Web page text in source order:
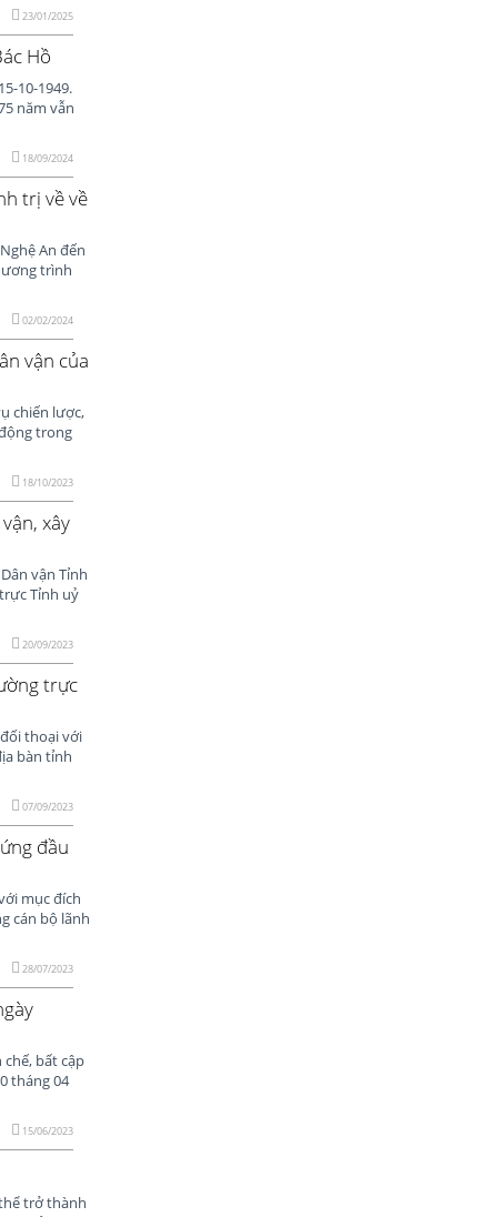
23/01/2025
Hồ
10-1949.
năm vẫn
18/09/2024
trị về về
An đến
trình
02/02/2024
vận của
chiến lược,
trong
18/10/2023
xây
vận Tỉnh
Tỉnh uỷ
20/09/2023
trực
thoại với
bàn tỉnh
07/09/2023
đầu
mục đích
cán bộ lãnh
28/07/2023
bất cập
tháng 04
15/06/2023
trở thành